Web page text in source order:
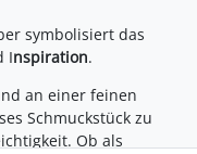
symbolisiert das
Inspiration.
an einer feinen
Schmuckstück zu
Ob als